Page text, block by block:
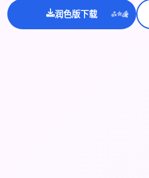
润色版下载 ✨⭐💫